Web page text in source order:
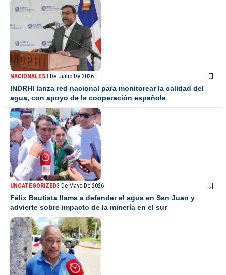
NACIONALES3 De Junio De 2026
INDRHI lanza red nacional para monitorear la calidad del
agua, con apoyo de la cooperación española
UNCATEGORIZED3 De Mayo De 2026
Félix Bautista llama a defender el agua en San Juan y
advierte sobre impacto de la minería en el sur